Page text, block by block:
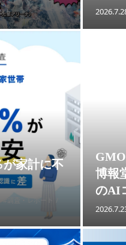
ト
が家計に不
#調査・レポート
博報
のAI